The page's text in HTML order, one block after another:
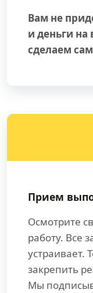
Вам не
и деньги
сделаем
Прием
Осмотрите
работу. Все
устраивает.
закрепить
Мы